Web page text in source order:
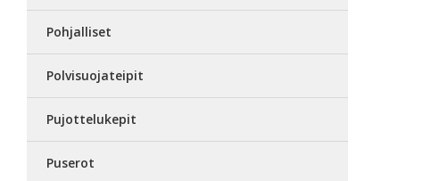
Pohjalliset
Polvisuojateipit
Pujottelukepit
Puserot